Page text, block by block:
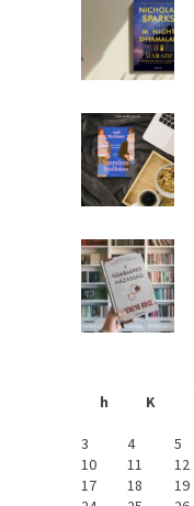
h
K
3
4 5
10
11 12
17
18 19